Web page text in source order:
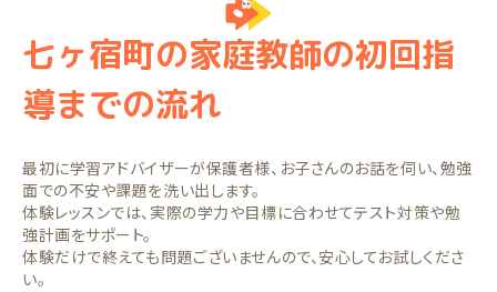
七ヶ宿町の家庭教師の初回指
導までの流れ
最初に学習アドバイザーが保護者様、お子さんのお話を伺い、勉強
面での不安や課題を洗い出します。
体験レッスンでは、実際の学力や目標に合わせてテスト対策や勉
強計画をサポート。
体験だけで終えても問題ございませんので、安心してお試しくださ
い。